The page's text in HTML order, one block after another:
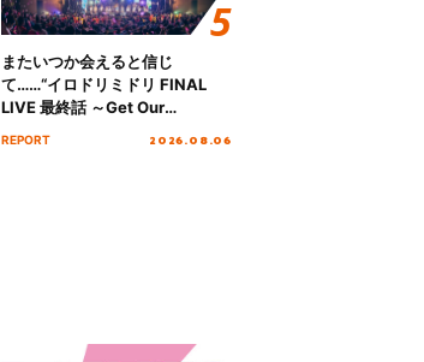
またいつか会えると信じ
て……“イロドリミドリ FINAL
LIVE 最終話 ～Get Our
REPORT 2026.08.06